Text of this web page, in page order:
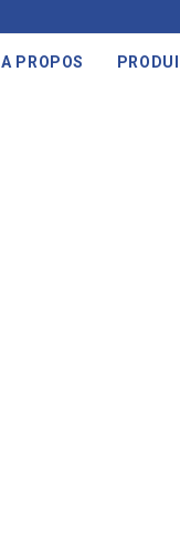
A PROPOS